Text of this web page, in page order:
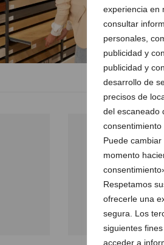
experiencia en
consultar
personales,
publicidad y
publicidad y
desarrollo de
precisos de
del escaneado
consentimiento
Puede
momento
Respetamos
ofrecerle una
segura. Los
siguientes
acceder a